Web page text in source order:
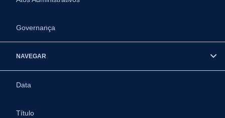
Governança
NAVEGAR
Data
Título